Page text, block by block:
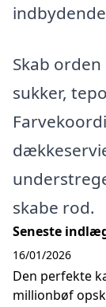
Skab
sukker,
skabe rod.
Seneste
Den perfekte
millionbøf
16/01/2026